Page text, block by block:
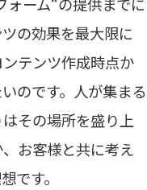
ォーム“の提供までに
の効果を最大限に
テンツ作成時点か
のです。人が集まる
その場所を盛り上
お客様と共に考え
です。